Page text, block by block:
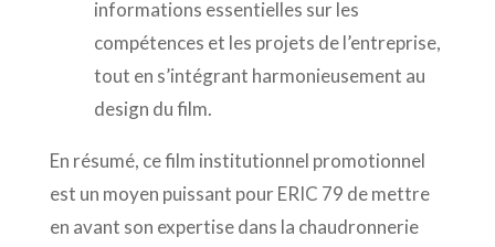
informations essentielles sur les
compétences et les projets de l’entreprise,
tout en s’intégrant harmonieusement au
design du film.
En résumé, ce film institutionnel promotionnel
est un moyen puissant pour ERIC 79 de mettre
en avant son expertise dans la chaudronnerie